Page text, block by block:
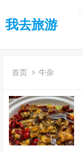
我去旅游
首页 牛杂